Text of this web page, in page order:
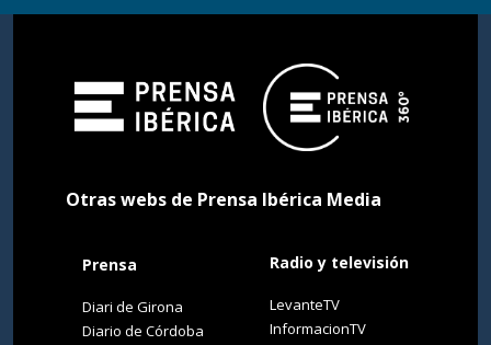
Otras webs de Prensa Ibérica Media
Prensa
Diari de Girona
Diario de Córdoba
Radio y televisión
LevanteTV
InformacionTV